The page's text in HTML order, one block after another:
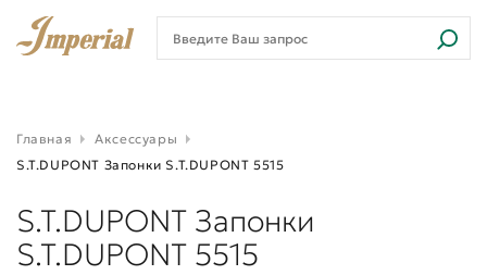
Главная
Аксессуары
S.T.DUPONT Запонки S.T.DUPONT 5515
S.T.DUPONT Запонки
S.T.DUPONT 5515